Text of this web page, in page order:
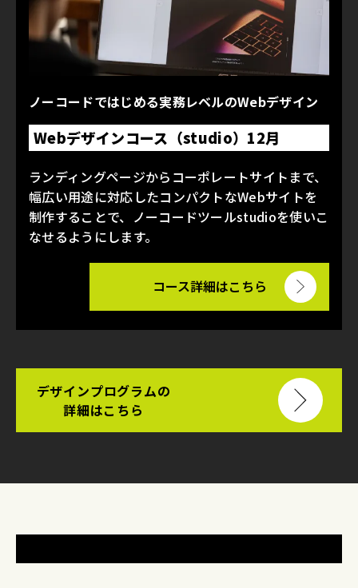
ノーコードではじめる実務レベルのWebデザイン
Webデザインコース（studio）12月
ランディングページからコーポレートサイトまで、
幅広い用途に対応したコンパクトなWebサイトを
制作することで、ノーコードツールstudioを使いこ
なせるようにします。
コース詳細はこちら
デザインプログラムの
詳細はこちら